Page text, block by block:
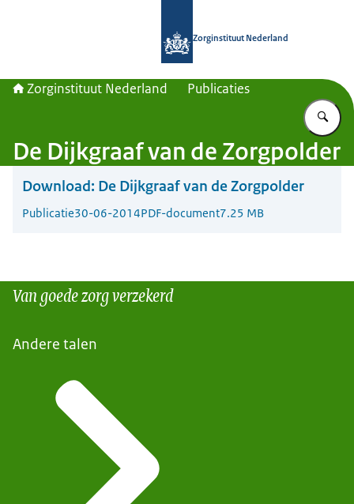
Zorginstituut Nederland
Zorginstituut Nederland Publicaties
De Dijkgraaf van de Zorgpolder
Download: De Dijkgraaf van de Zorgpolder
Publicatie30-06-2014PDF-document7.25 MB
Van goede zorg verzekerd
Andere talen